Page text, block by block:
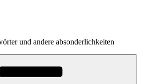
und andere absonderlichkeiten